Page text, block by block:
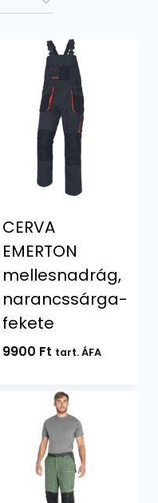
CERVA
EMERTON
mellesnadrág,
narancssárga-
fekete
9900 Ft tart. ÁFA